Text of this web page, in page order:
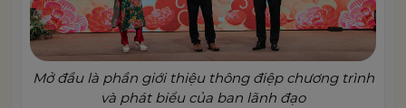
Mở đầu là phần giới thiệu thông điệp chương trình
và phát biểu của ban lãnh đạo